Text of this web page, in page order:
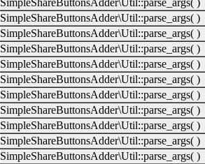
SimpleShareButtonsAdder\Util::parse_args( )
SimpleShareButtonsAdder\Util::parse_args( )
SimpleShareButtonsAdder\Util::parse_args( )
SimpleShareButtonsAdder\Util::parse_args( )
SimpleShareButtonsAdder\Util::parse_args( )
SimpleShareButtonsAdder\Util::parse_args( )
SimpleShareButtonsAdder\Util::parse_args( )
SimpleShareButtonsAdder\Util::parse_args( )
SimpleShareButtonsAdder\Util::parse_args( )
SimpleShareButtonsAdder\Util::parse_args( )
SimpleShareButtonsAdder\Util::parse_args( )